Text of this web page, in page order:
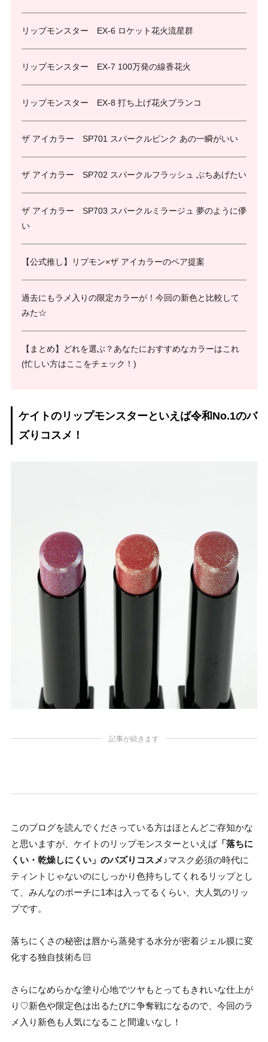
リップモンスター EX-6 ロケット花火流星群
リップモンスター EX-7 100万発の線香花火
リップモンスター EX-8 打ち上げ花火ブランコ
ザ アイカラー SP701 スパークルピンク あの一瞬がいい
ザ アイカラー SP702 スパークルフラッシュ ぶちあげたい
ザ アイカラー SP703 スパークルミラージュ 夢のように儚
い
【公式推し】リプモン×ザ アイカラーのペア提案
過去にもラメ入りの限定カラーが！今回の新色と比較して
みた☆
【まとめ】どれを選ぶ？あなたにおすすめなカラーはこれ
(忙しい方はここをチェック！)
ケイトのリップモンスターといえば令和No.1のバ
ズりコスメ！
記事が続きます
このブログを読んでくださっている方はほとんどご存知かな
と思いますが、ケイトのリップモンスターといえば「落ちに
くい・乾燥しにくい」のバズりコスメ♪マスク必須の時代に
ティントじゃないのにしっかり色持ちしてくれるリップとし
て、みんなのポーチに1本は入ってるくらい、大人気のリッ
プです。
落ちにくさの秘密は唇から蒸発する水分が密着ジェル膜に変
化する独自技術💪🏻
さらになめらかな塗り心地でツヤもとってもきれいな仕上が
り♡新色や限定色は出るたびに争奪戦になるので、今回のラ
メ入り新色も人気になること間違いなし！